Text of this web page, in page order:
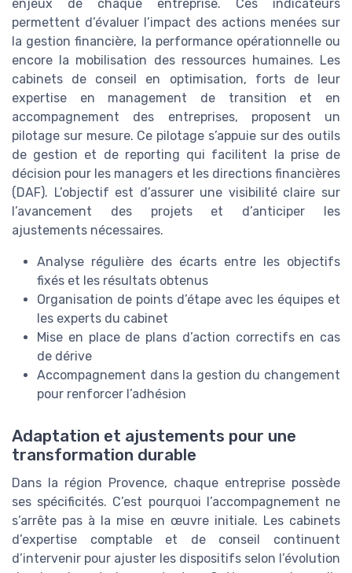
enjeux de chaque entreprise. Ces indicateurs
permettent d’évaluer l’impact des actions menées sur
la gestion financière, la performance opérationnelle ou
encore la mobilisation des ressources humaines. Les
cabinets de conseil en optimisation, forts de leur
expertise en management de transition et en
accompagnement des entreprises, proposent un
pilotage sur mesure. Ce pilotage s’appuie sur des outils
de gestion et de reporting qui facilitent la prise de
décision pour les managers et les directions financières
(DAF). L’objectif est d’assurer une visibilité claire sur
l’avancement des projets et d’anticiper les
ajustements nécessaires.
Analyse régulière des écarts entre les objectifs
fixés et les résultats obtenus
Organisation de points d’étape avec les équipes et
les experts du cabinet
Mise en place de plans d’action correctifs en cas
de dérive
Accompagnement dans la gestion du changement
pour renforcer l’adhésion
Adaptation et ajustements pour une
transformation durable
Dans la région Provence, chaque entreprise possède
ses spécificités. C’est pourquoi l’accompagnement ne
s’arrête pas à la mise en œuvre initiale. Les cabinets
d’expertise comptable et de conseil continuent
d’intervenir pour ajuster les dispositifs selon l’évolution